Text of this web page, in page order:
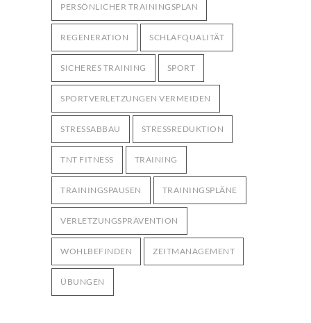
PERSÖNLICHER TRAININGSPLAN
REGENERATION SCHLAFQUALITÄT
SICHERES TRAINING SPORT
SPORTVERLETZUNGEN VERMEIDEN
STRESSABBAU STRESSREDUKTION
TNT FITNESS TRAINING
TRAININGSPAUSEN TRAININGSPLÄNE
VERLETZUNGSPRÄVENTION
WOHLBEFINDEN ZEITMANAGEMENT
ÜBUNGEN